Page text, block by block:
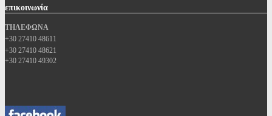
επικοινωνία
ΤΗΛΕΦΩΝΑ
+30 27410 48611
+30 27410 48621
+30 27410 49302